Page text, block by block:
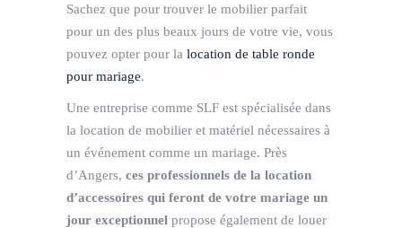
Sachez que pour trouver le mobilier parfait
pour un des plus beaux jours de votre vie, vous
pouvez opter pour la location de table ronde
pour mariage.
Une entreprise comme SLF est spécialisée dans
la location de mobilier et matériel nécessaires à
un événement comme un mariage. Près
d’Angers, ces professionnels de la location
d’accessoires qui feront de votre mariage un
jour exceptionnel propose également de louer